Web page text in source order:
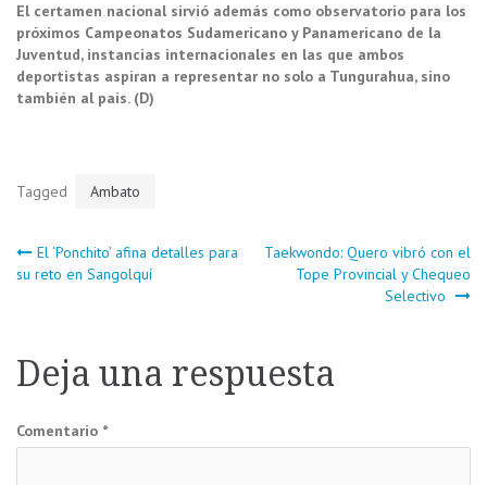
El certamen nacional sirvió además como observatorio para los
próximos Campeonatos Sudamericano y Panamericano de la
Juventud, instancias internacionales en las que ambos
deportistas aspiran a representar no solo a Tungurahua, sino
también al país. (D)
Tagged Ambato
Navegación
entradas
El ‘Ponchito’ afina detalles para
su reto en Sangolquí
Taekwondo: Quero vibró con el
Tope Provincial y Chequeo
Selectivo
Deja una respuesta
Comentario *